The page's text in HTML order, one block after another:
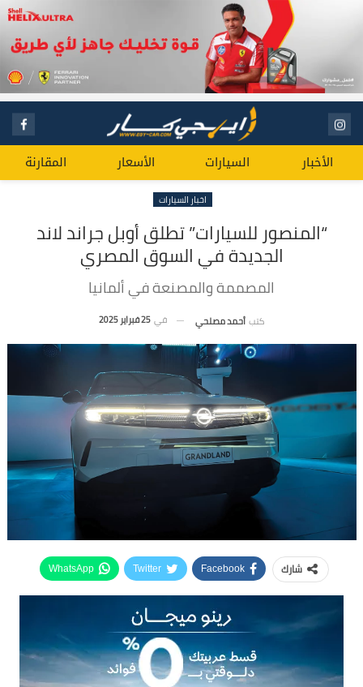
الأخبار السيارات الأسعار المقارنة
اخبار السيارات
“المنصور للسيارات” تطلق أوبل جراند لاند
الجديدة في السوق المصري
المصممة والمصنعة في ألمانيا
كتب أحمد مصلحي في 25 فبراير 2025
شارك Facebook
Twitter
WhatsApp